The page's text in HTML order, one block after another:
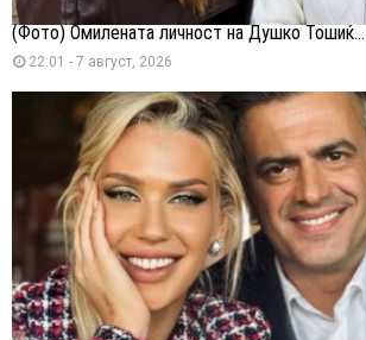
(Фото) Омилената личност на Душко Тошиќ...
22:01 - 7 август, 2026